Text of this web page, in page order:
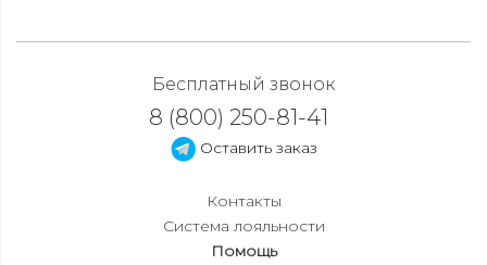
Бесплатный звонок
8 (800) 250-81-41
Оставить заказ
Контакты
Система лояльности
Помощь